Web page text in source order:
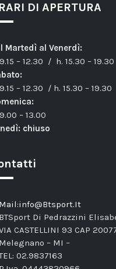
DI APERTURA
Martedì al Venerdì:
– 12.30 / h. 15.30 – 19.30
– 12.30 / h. 15.30 – 19.30
– 13.00
chiuso
Mail:info@Btsport.It
BTSport Di Pedrazzini
CASTELLINI 93 CAP
Melegnano – MI –
02.9837163